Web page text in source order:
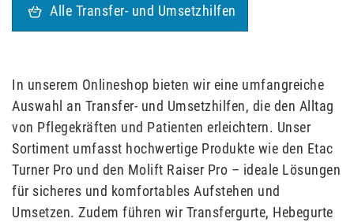
Alle Transfer- und Umsetzhilfen
In unserem Onlineshop bieten wir eine umfangreiche
Auswahl an Transfer- und Umsetzhilfen, die den Alltag
von Pflegekräften und Patienten erleichtern. Unser
Sortiment umfasst hochwertige Produkte wie den Etac
Turner Pro und den Molift Raiser Pro – ideale Lösungen
für sicheres und komfortables Aufstehen und
Umsetzen. Zudem führen wir Transfergurte, Hebegurte